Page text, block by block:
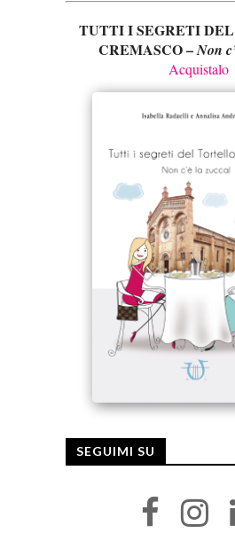
TUTTI I SEGRETI
CREMASCO –Non
Acquistalo
SEGUIMI SU